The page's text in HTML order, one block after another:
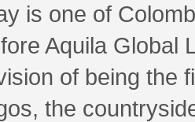
is one of
Aquila Global
of being the
the